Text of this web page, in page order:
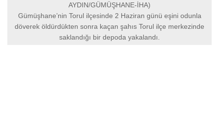
AYDIN/GÜMÜŞHANE-İHA)
Gümüşhane’nin Torul ilçesinde 2 Haziran günü eşini odunla
döverek öldürdükten sonra kaçan şahıs Torul ilçe merkezinde
saklandığı bir depoda yakalandı.